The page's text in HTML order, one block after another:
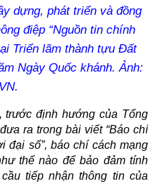
dựng, phát triển và đồng
điệp “Nguồn tin chính
Triển lãm thành tựu Đất
Ngày Quốc khánh. Ảnh:
trước định hướng của Tổng
ra trong bài viết “Báo chí
đại số”, báo chí cách mạng
thế nào để bảo đảm tính
tiếp nhận thông tin của